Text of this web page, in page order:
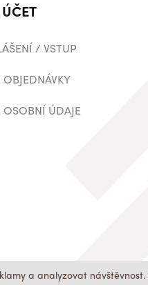
a analyzovat
/ VSTUP
OSOBNÍ ÚDAJE